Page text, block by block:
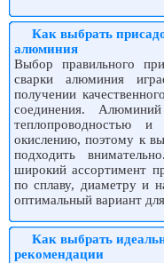
Как выбрать
алюминия
Выбор правильного
сварки алюминия
получении
соединения.
теплопроводностью и
окислению, поэтому к
подходить
широкий ассортимент
по сплаву, диаметру и
оптимальный вариант
Как выбрать
рекомендации